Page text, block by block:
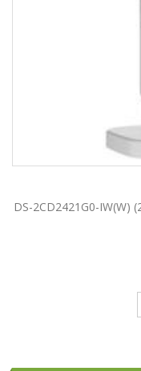
DS-2CD2421G0-IW(W)